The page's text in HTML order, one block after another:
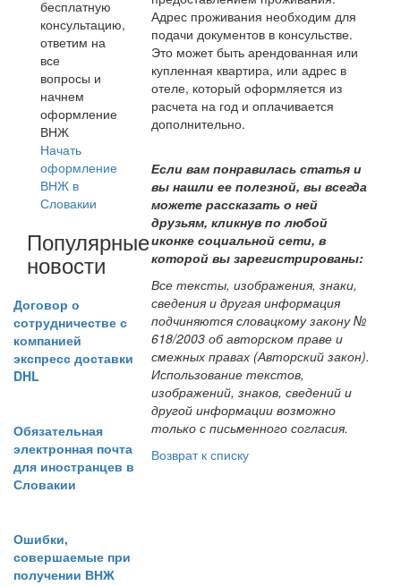
бесплатную
консультацию,
ответим на
все
вопросы и
начнем
оформление
ВНЖ
Начать
оформление
ВНЖ в
Словакии
Популярные
новости
Договор о
сотрудничестве с
компанией
экспресс доставки
DHL
Обязательная
электронная почта
для иностранцев в
Словакии
Ошибки,
совершаемые при
получении ВНЖ
Адрес проживания необходим для
подачи документов в консульстве.
Это может быть арендованная или
купленная квартира, или адрес в
отеле, который оформляется из
расчета на год и оплачивается
дополнительно.
Если вам понравилась статья и
вы нашли ее полезной, вы всегда
можете рассказать о ней
друзьям, кликнув по любой
иконке социальной сети, в
которой вы зарегистрированы:
Все тексты, изображения, знаки,
сведения и другая информация
подчиняются словацкому закону №
618/2003 об авторском праве и
смежных правах (Авторский закон).
Использование текстов,
изображений, знаков, сведений и
другой информации возможно
только с письменного согласия.
Возврат к списку